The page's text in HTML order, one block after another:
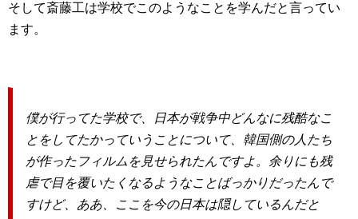
そして斎藤工は学校でこのようなことを学んだと言ってい
ます。
僕が行ってた学校で、日本が戦争中どんなに残酷なこ
とをしてたかっていうことについて、韓国側の人たち
が作ったフィルムを見せられたんですよ。余りにも残
虐で目を覆いたくなるようなことばっかりだったんで
すけど、ああ、ここを今の日本は隠しているんだと